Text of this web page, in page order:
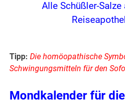
Alle Schüßler-Salze
Tipp: Die homöopathische
Schwingungsmitteln für den
Mondkalender für